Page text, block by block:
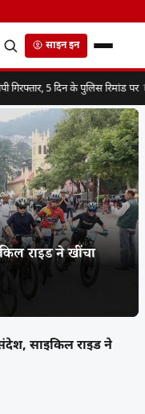
साइन इन
5 दिन के पुलिस रिमांड पर
राइड ने खींचा
साइकिल राइड ने